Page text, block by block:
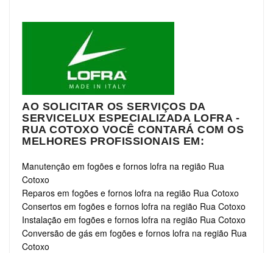
AO SOLICITAR OS SERVIÇOS DA
SERVICELUX ESPECIALIZADA LOFRA -
RUA COTOXO VOCÊ CONTARÁ COM OS
MELHORES PROFISSIONAIS EM:
Manutenção em fogões e fornos lofra na região Rua
Cotoxo
Reparos em fogões e fornos lofra na região Rua Cotoxo
Consertos em fogões e fornos lofra na região Rua Cotoxo
Instalação em fogões e fornos lofra na região Rua Cotoxo
Conversão de gás em fogões e fornos lofra na região Rua
Cotoxo